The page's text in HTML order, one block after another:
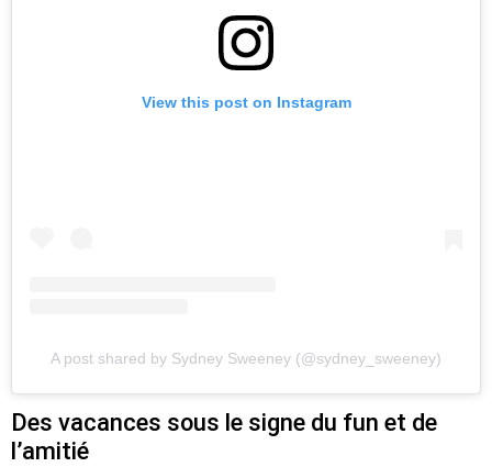
View this post on Instagram
A post shared by Sydney Sweeney (@sydney_sweeney)
Des vacances sous le signe du fun et de
l’amitié